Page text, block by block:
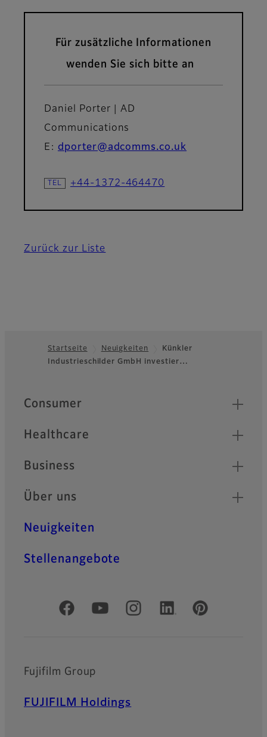
Für zusätzliche Informationen
wenden Sie sich bitte an
Daniel Porter | AD
Communications
E: dporter@adcomms.co.uk
+44-1372-464470
Zurück zur Liste
Footer
Startseite Neuigkeiten
Künkler
Industrieschilder GmbH investier…
Quick Links
Consumer
Healthcare
Business
Über uns
Neuigkeiten
Stellenangebote
Offizielle soziale Medien
Fujifilm Group
FUJIFILM Holdings